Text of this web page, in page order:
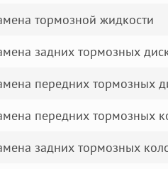
тормозной жидкости
задних тормозных
передних тормозных
передних тормозных
задних тормозных